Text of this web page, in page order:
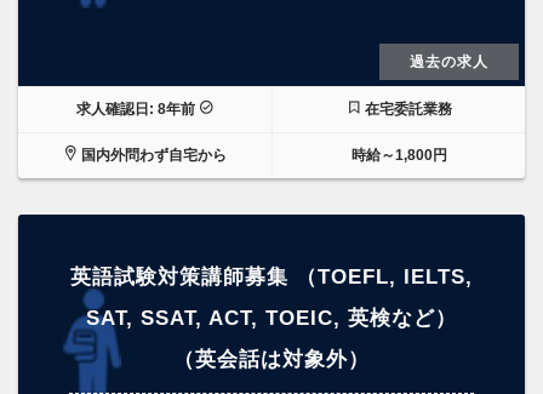
過去の求人
求人確認日: 8年前 在宅委託業務
国内外問わず自宅から 時給～1,800円
英語試験対策講師募集 （TOEFL, IELTS,
SAT, SSAT, ACT, TOEIC, 英検など）
（英会話は対象外）